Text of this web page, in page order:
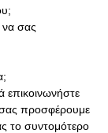
να σας
επικοινωνήστε
προσφέρουμε
το συντομότερο